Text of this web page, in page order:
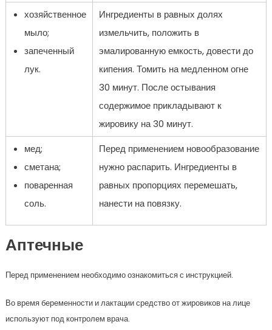
хозяйственное
мыло;
запеченный
лук.
Ингредиенты в равных долях
измельчить, положить в
эмалированную емкость, довести до
кипения. Томить на медленном огне
30 минут. После остывания
содержимое прикладывают к
жировику на 30 минут.
мед;
сметана;
поваренная
соль.
Перед применением новообразование
нужно распарить. Ингредиенты в
равных пропорциях перемешать,
нанести на повязку.
Аптечные
Перед применением необходимо ознакомиться с инструкцией.
Во время беременности и лактации средство от жировиков на лице
используют под контролем врача.